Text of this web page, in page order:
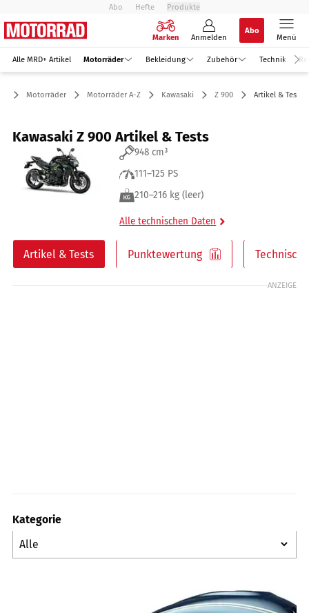
Abo Hefte Produkte
Marken Anmelden
Abo
Menü
Alle MRD+ Artikel Motorräder Bekleidung Zubehör Technik
Motorräder Motorräder A-Z Kawasaki Z 900 Artikel & Tests
Kawasaki Z 900 Artikel & Tests
948 cm³
111–125 PS
210–216 kg (leer)
Alle technischen Daten
Artikel & Tests Punktewertung
ANZEIGE
Kategorie